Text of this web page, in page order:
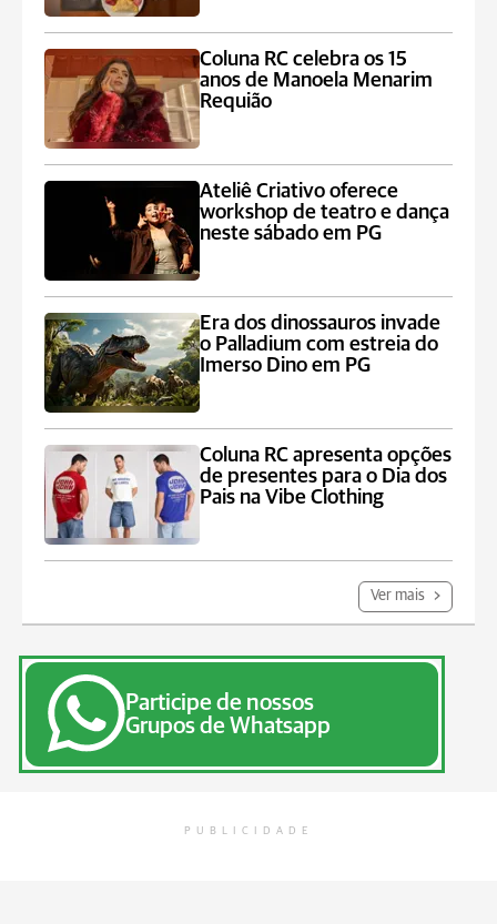
Coluna RC celebra os 15
anos de Manoela Menarim
Requião
Ateliê Criativo oferece
workshop de teatro e dança
neste sábado em PG
Era dos dinossauros invade
o Palladium com estreia do
Imerso Dino em PG
Coluna RC apresenta opções
de presentes para o Dia dos
Pais na Vibe Clothing
Ver mais
Participe de nossos
Grupos de Whatsapp
PUBLICIDADE